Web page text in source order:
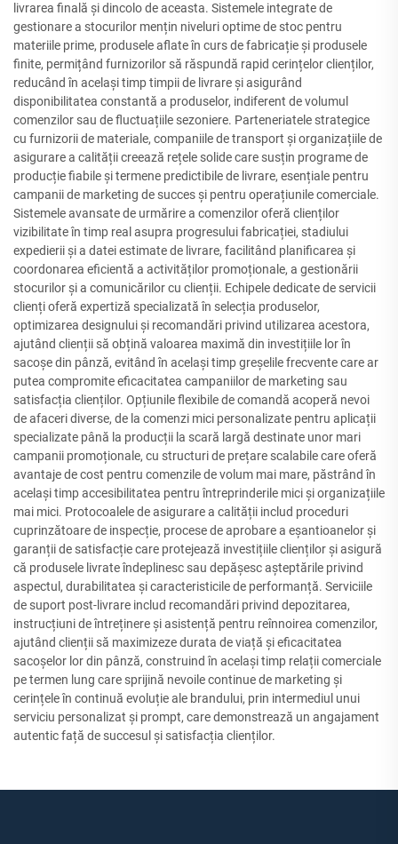
livrarea finală și dincolo de aceasta. Sistemele integrate de
gestionare a stocurilor mențin niveluri optime de stoc pentru
materiile prime, produsele aflate în curs de fabricație și produsele
finite, permițând furnizorilor să răspundă rapid cerințelor clienților,
reducând în același timp timpii de livrare și asigurând
disponibilitatea constantă a produselor, indiferent de volumul
comenzilor sau de fluctuațiile sezoniere. Parteneriatele strategice
cu furnizorii de materiale, companiile de transport și organizațiile de
asigurare a calității creează rețele solide care susțin programe de
producție fiabile și termene predictibile de livrare, esențiale pentru
campanii de marketing de succes și pentru operațiunile comerciale.
Sistemele avansate de urmărire a comenzilor oferă clienților
vizibilitate în timp real asupra progresului fabricației, stadiului
expedierii și a datei estimate de livrare, facilitând planificarea și
coordonarea eficientă a activităților promoționale, a gestionării
stocurilor și a comunicărilor cu clienții. Echipele dedicate de servicii
clienți oferă expertiză specializată în selecția produselor,
optimizarea designului și recomandări privind utilizarea acestora,
ajutând clienții să obțină valoarea maximă din investițiile lor în
sacoșe din pânză, evitând în același timp greșelile frecvente care ar
putea compromite eficacitatea campaniilor de marketing sau
satisfacția clienților. Opțiunile flexibile de comandă acoperă nevoi
de afaceri diverse, de la comenzi mici personalizate pentru aplicații
specializate până la producții la scară largă destinate unor mari
campanii promoționale, cu structuri de prețare scalabile care oferă
avantaje de cost pentru comenzile de volum mai mare, păstrând în
același timp accesibilitatea pentru întreprinderile mici și organizațiile
mai mici. Protocoalele de asigurare a calității includ proceduri
cuprinzătoare de inspecție, procese de aprobare a eșantioanelor și
garanții de satisfacție care protejează investițiile clienților și asigură
că produsele livrate îndeplinesc sau depășesc așteptările privind
aspectul, durabilitatea și caracteristicile de performanță. Serviciile
de suport post-livrare includ recomandări privind depozitarea,
instrucțiuni de întreținere și asistență pentru reînnoirea comenzilor,
ajutând clienții să maximizeze durata de viață și eficacitatea
sacoșelor lor din pânză, construind în același timp relații comerciale
pe termen lung care sprijină nevoile continue de marketing și
cerințele în continuă evoluție ale brandului, prin intermediul unui
serviciu personalizat și prompt, care demonstrează un angajament
autentic față de succesul și satisfacția clienților.